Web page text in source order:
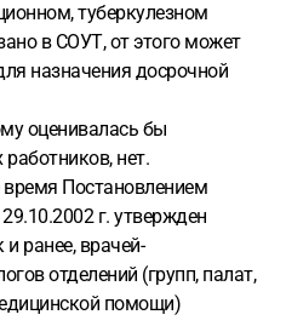
туберкулезном
в СОУТ, от этого может
назначения досрочной
оценивалась бы
нет.
Постановлением
г. утвержден
ранее, врачей-
отделений (групп, палат,
помощи)